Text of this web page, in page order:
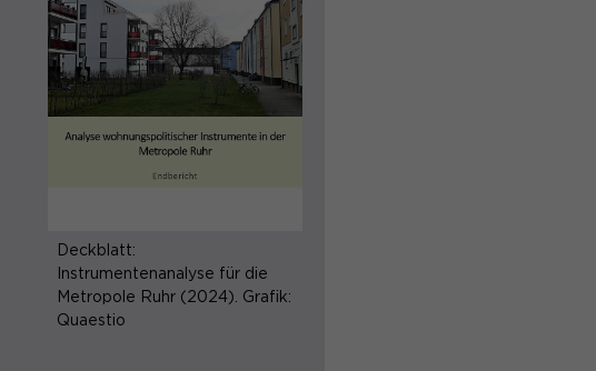
Deckblatt:
Instrumentenanalyse für die
Metropole Ruhr (2024). Grafik:
Quaestio